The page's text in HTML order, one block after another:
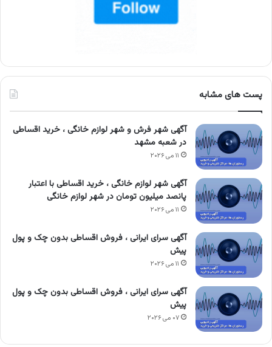
پست های مشابه
آگهی شهر فرش و شهر لوازم خانگی ، خرید اقساطی
در شعبه مشهد
۱۱ می ۲۰۲۶
آگهی شهر لوازم خانگی ، خرید اقساطی با اعتبار
پانصد میلیون تومان در شهر لوازم خانگی
۱۱ می ۲۰۲۶
آگهی سرای ایرانی ، فروش اقساطی بدون چک و پول
پیش
۱۱ می ۲۰۲۶
آگهی سرای ایرانی ، فروش اقساطی بدون چک و پول
پیش
۰۷ می ۲۰۲۶